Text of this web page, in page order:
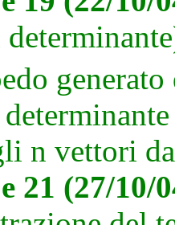
n vettori
21 (27/10/